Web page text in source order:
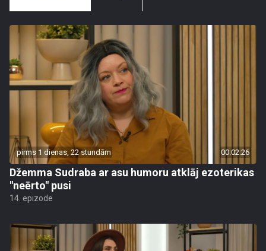
pirms 1 dienas, 22 stundām 00:02:26
Džemma Sudraba ar asu humoru atklāj ezoterikas
"neērto" pusi
14. epizode